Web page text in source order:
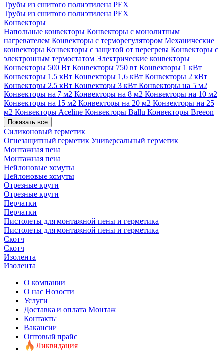
Трубы из сшитого полиэтилена PEX
Трубы из сшитого полиэтилена PEX
Конвекторы
Напольные конвекторы Конвекторы с монолитным
нагревателем Конвекторы с терморегулятором Механические
конвекторы Конвекторы с защитой от перегрева Конвекторы с
электронным термостатом Электрические конвекторы
Конвекторы 500 Вт Конвекторы 750 вт Конвекторы 1 кВт
Конвекторы 1.5 кВт Конвекторы 1,6 кВт Конвекторы 2 кВт
Конвекторы 2.5 кВт Конвекторы 3 кВт Конвекторы на 5 м2
Конвекторы на 7 м2 Конвекторы на 8 м2 Конвекторы на 10 м2
Конвекторы на 15 м2 Конвекторы на 20 м2 Конвекторы на 25
м2 Конвекторы Aceline Конвекторы Ballu Конвекторы Breeon
Показать все
Силиконовый герметик
Огнезащитный герметик Универсальный герметик
Монтажная пена
Монтажная пена
Нейлоновые хомуты
Нейлоновые хомуты
Отрезные круги
Отрезные круги
Перчатки
Перчатки
Пистолеты для монтажной пены и герметика
Пистолеты для монтажной пены и герметика
Скотч
Скотч
Изолента
Изолента
О компании
О нас Новости
Услуги
Доставка и оплата Монтаж
Контакты
Вакансии
Оптовый прайс
Ликвидация